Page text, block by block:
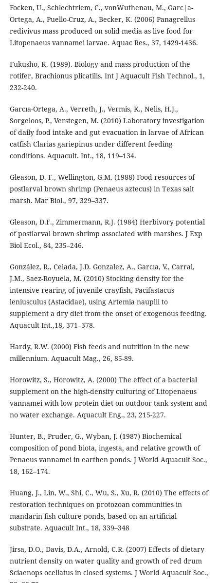
Focken, U., Schlechtriem, C., vonWuthenau, M., Garc|a-
Ortega, A., Puello-Cruz, A., Becker, K. (2006) Panagrellus
redivivus mass produced on solid media as live food for
Litopenaeus vannamei larvae. Aquac Res., 37, 1429-1436.
Fukusho, K. (1989). Biology and mass production of the
rotifer, Brachionus plicatilis. Int J Aquacult Fish Technol., 1,
232-240.
Garcıa-Ortega, A., Verreth, J., Vermis, K., Nelis, H.J.,
Sorgeloos, P., Verstegen, M. (2010) Laboratory investigation
of daily food intake and gut evacuation in larvae of African
catfish Clarias gariepinus under different feeding
conditions. Aquacult. Int., 18, 119–134.
Gleason, D. F., Wellington, G.M. (1988) Food resources of
postlarval brown shrimp (Penaeus aztecus) in Texas salt
marsh. Mar Biol., 97, 329–337.
Gleason, D.F., Zimmermann, R.J. (1984) Herbivory potential
of postlarval brown shrimp associated with marshes. J Exp
Biol Ecol., 84, 235–246.
González, R., Celada, J.D. Gonzalez, A., Garcıa, V., Carral,
J.M., Saez-Royuela, M. (2010) Stocking density for the
intensive rearing of juvenile crayfish, Pacifastacus
leniusculus (Astacidae), using Artemia nauplii to
supplement a dry diet from the onset of exogenous feeding.
Aquacult Int.,18, 371–378.
Hardy, R.W. (2000) Fish feeds and nutrition in the new
millennium. Aquacult Mag., 26, 85-89.
Horowitz, S., Horowitz, A. (2000) The effect of a bacterial
supplement on the high-density culturing of Litopenaeus
vannamei with low-protein diet on outdoor tank system and
no water exchange. Aquacult Eng., 23, 215-227.
Hunter, B., Pruder, G., Wyban, J. (1987) Biochemical
composition of pond biota, ingesta, and relative growth of
Penaeus vannamei in earthen ponds. J World Aquacult Soc.,
18, 162–174.
Huang, J., Lin, W., Shi, C., Wu, S., Xu, R. (2010) The effects of
restoration techniques on protozoan communities in
mandarin fish culture ponds, based on an artificial
substrate. Aquacult Int., 18, 339–348
Jirsa, D.O., Davis, D.A., Arnold, C.R. (2007) Effects of dietary
nutrient density on water quality and growth of red drum
Sciaenops ocellatus in closed systems. J World Aquacult Soc.,